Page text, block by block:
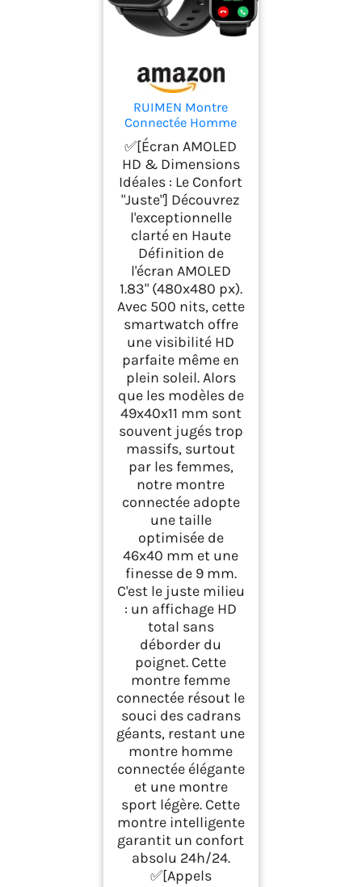
RUIMEN Montre
Connectée Homme
Femme avec Appel
Bluetooth
Smartwatch avec
Podometre
Cardiofrequencemetr
e Oxymetre Montre
Sport pour iPhone
Android Etanche
IP68 Notification
Chronometre Meteo
Noir
✅[Écran AMOLED
HD & Dimensions
Idéales : Le Confort
"Juste"] Découvrez
l'exceptionnelle
clarté en Haute
Définition de
l'écran AMOLED
1.83" (480x480 px).
Avec 500 nits, cette
smartwatch offre
une visibilité HD
parfaite même en
plein soleil. Alors
que les modèles de
49x40x11 mm sont
souvent jugés trop
massifs, surtout
par les femmes,
notre montre
connectée adopte
une taille
optimisée de
46x40 mm et une
finesse de 9 mm.
C'est le juste milieu
: un affichage HD
total sans
déborder du
poignet. Cette
montre femme
connectée résout le
souci des cadrans
géants, restant une
montre homme
connectée élégante
et une montre
sport légère. Cette
montre intelligente
garantit un confort
absolu 24h/24.
✅[Appels